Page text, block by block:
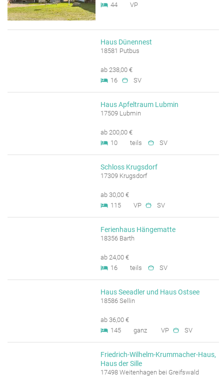
44
VP
Haus Dünennest
18581 Putbus
ab 238,00 €
16
SV
Haus Apfeltraum Lubmin
17509 Lubmin
ab 200,00 €
10
teils SV
Schloss Krugsdorf
17309 Krugsdorf
ab 30,00 €
115
VP SV
Ferienhaus Hängematte
18356 Barth
ab 24,00 €
16
teils SV
Haus Seeadler und Haus Ostsee
18586 Sellin
ab 36,00 €
145
ganz VP SV
Friedrich-Wilhelm-Krummacher-Haus,
Haus der Sille
17498 Weitenhagen bei Greifswald